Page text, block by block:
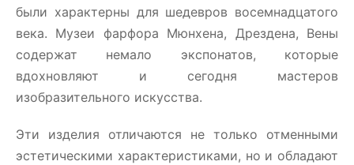
были характерны для шедевров восемнадцатого
века. Музеи фарфора Мюнхена, Дрездена, Вены
содержат немало экспонатов, которые
вдохновляют и сегодня мастеров
изобразительного искусства.
Эти изделия отличаются не только отменными
эстетическими характеристиками, но и обладают